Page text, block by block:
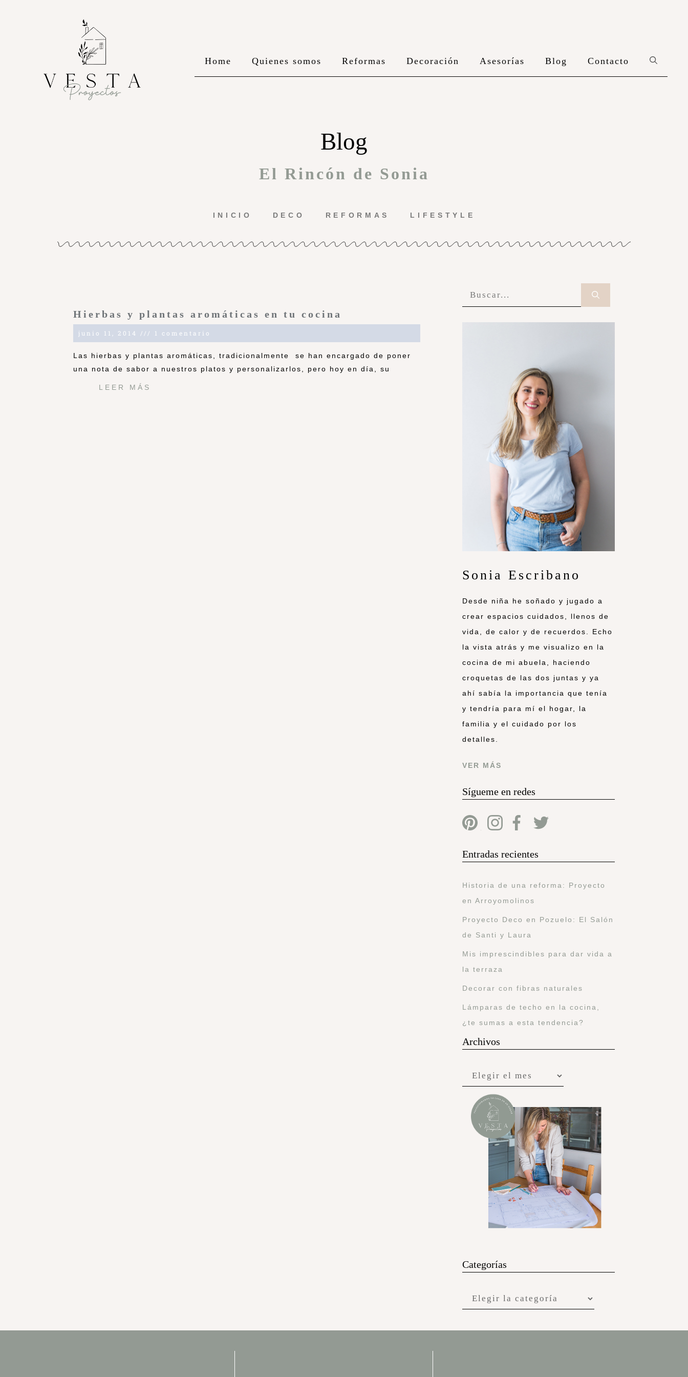
Home Quienes somos Reformas Decoración Asesorías Blog Contacto
Blog
El Rincón de Sonia
INICIO DECO REFORMAS LIFESTYLE
Hierbas y plantas aromáticas en tu cocina
junio 11, 2014 1 comentario
Las hierbas y plantas aromáticas, tradicionalmente se han encargado de poner
una nota de sabor a nuestros platos y personalizarlos, pero hoy en día, su
LEER MÁS
Sonia Escribano
Desde niña he soñado y jugado a
crear espacios cuidados, llenos de
vida, de calor y de recuerdos. Echo
la vista atrás y me visualizo en la
cocina de mi abuela, haciendo
croquetas de las dos juntas y ya
ahí sabía la importancia que tenía
y tendría para mí el hogar, la
familia y el cuidado por los
detalles.
VER MÁS
Sígueme en redes
Entradas recientes
Historia de una reforma: Proyecto
en Arroyomolinos
Proyecto Deco en Pozuelo: El Salón
de Santi y Laura
Mis imprescindibles para dar vida a
la terraza
Decorar con fibras naturales
Lámparas de techo en la cocina,
¿te sumas a esta tendencia?
Archivos
Categorías